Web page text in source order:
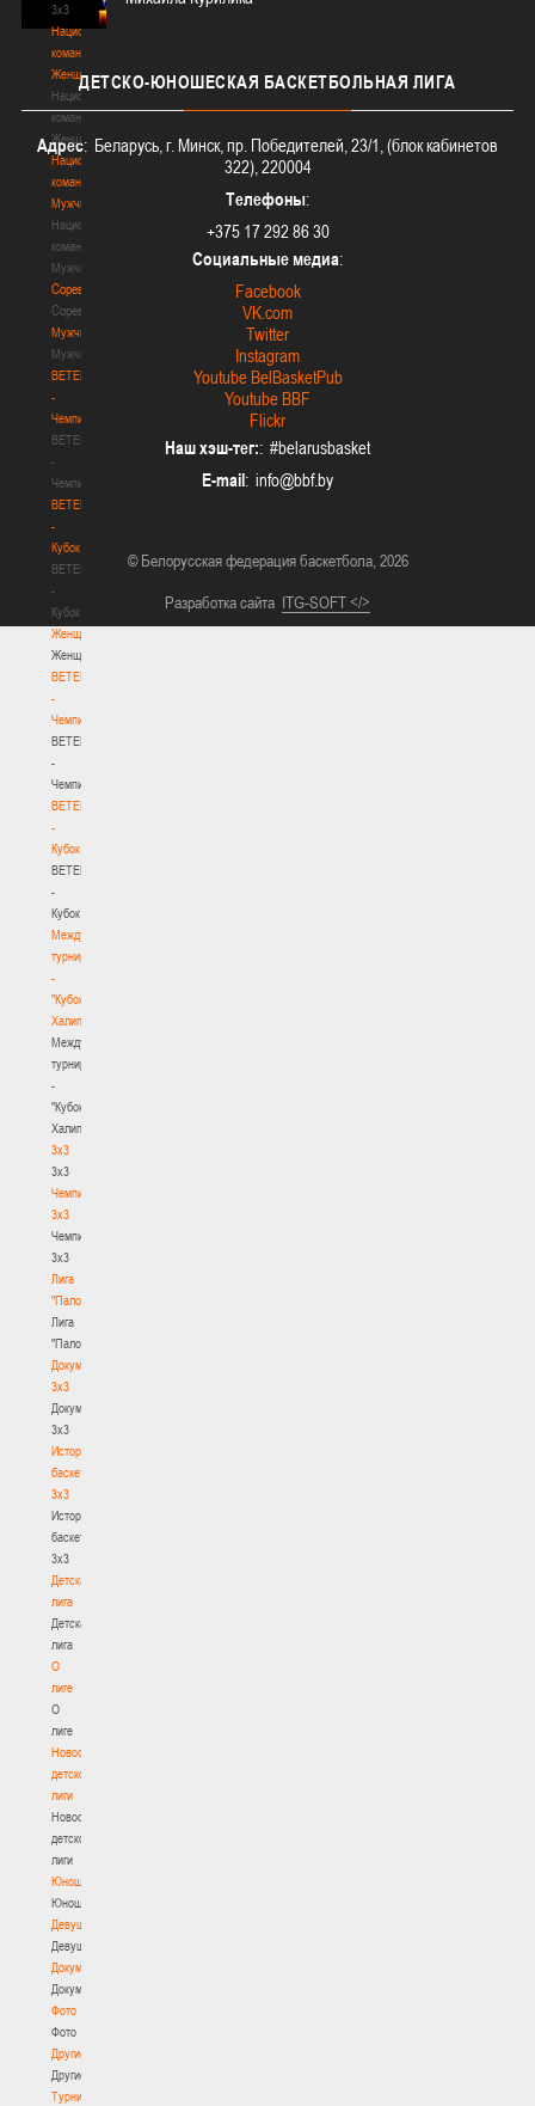
3х3
Национальная
команда.
Женщины
Национальная
команда.
Женщины
Национальная
команда.
Мужчины
Национальная
команда.
Мужчины
Соревнования
Соревнования
Мужчины
Мужчины
BETERA
-
Чемпионат
BETERA
-
Чемпионат
BETERA
-
Кубок
BETERA
-
Кубок
Женщины
Женщины
BETERA
-
Чемпионат
BETERA
-
Чемпионат
BETERA
-
Кубок
BETERA
-
Кубок
Международный
турнир
-
"Кубок
Халипского"
Международный
турнир
-
"Кубок
Халипского"
3x3
3x3
Чемпионат
3х3
Чемпионат
3х3
Лига
"Палова"
Лига
"Палова"
Документы
3х3
Документы
3х3
История
баскетбола
3х3
История
баскетбола
3х3
Детская
лига
Детская
лига
О
лиге
О
лиге
Новости
детской
лиги
Новости
детской
лиги
Юноши
Юноши
Девушки
Девушки
Документы
Документы
Фото
Фото
Другие
Другие
Турнир
ДЕТСКО-ЮНОШЕСКАЯ БАСКЕТБОЛЬНАЯ ЛИГА
Адрес: Беларусь, г. Минск, пр. Победителей, 23/1, (блок кабинетов
322), 220004
Телефоны:
+375 17 292 86 30
Социальные медиа:
Facebook
VK.com
Twitter
Instagram
Youtube BelBasketPub
Youtube BBF
Flickr
Наш хэш-тег:: #belarusbasket
E-mail:
© Белорусская федерация баскетбола, 2026
Разработка сайта ITG-SOFT </>